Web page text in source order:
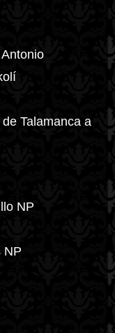
Talamanca a
NP
NP